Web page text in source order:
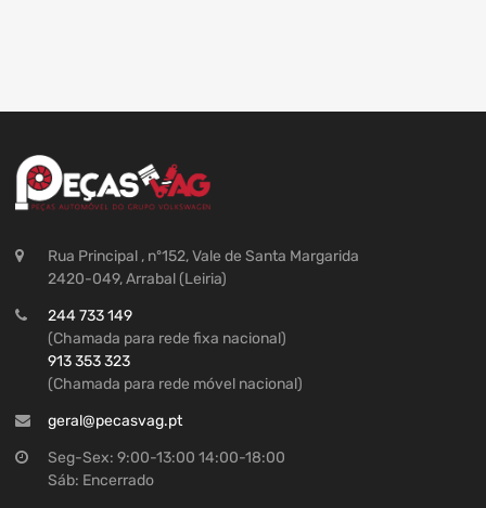
Rua Principal , nº152, Vale de Santa Margarida
2420-049, Arrabal (Leiria)
244 733 149
(Chamada para rede fixa nacional)
913 353 323
(Chamada para rede móvel nacional)
geral@pecasvag.pt
Seg-Sex: 9:00-13:00 14:00-18:00
Sáb: Encerrado